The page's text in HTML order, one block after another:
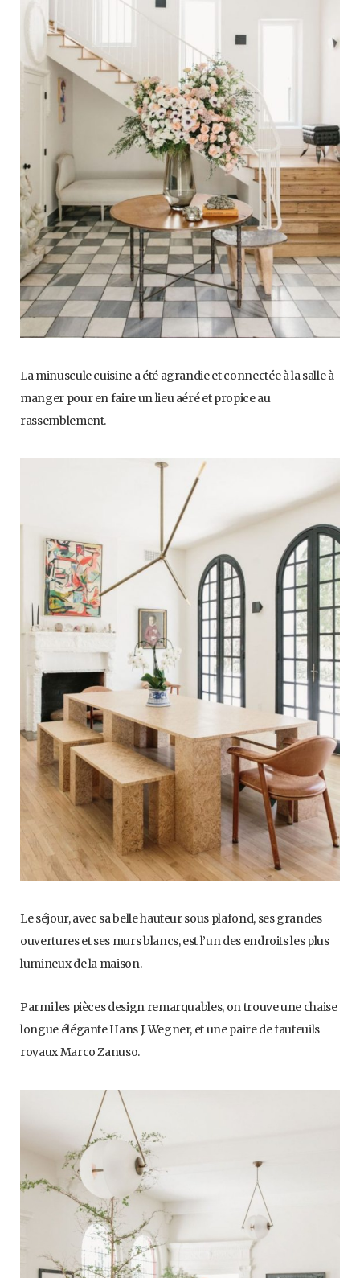
La minuscule cuisine a été agrandie et connectée à la salle à
manger pour en faire un lieu aéré et propice au
rassemblement.
Le séjour, avec sa belle hauteur sous plafond, ses grandes
ouvertures et ses murs blancs, est l’un des endroits les plus
lumineux de la maison.
Parmi les pièces design remarquables, on trouve une chaise
longue élégante Hans J. Wegner, et une paire de fauteuils
royaux Marco Zanuso.